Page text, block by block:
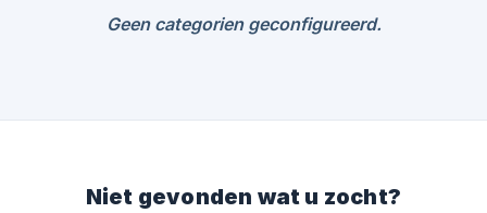
Geen categorien geconfigureerd.
Niet gevonden wat u zocht?